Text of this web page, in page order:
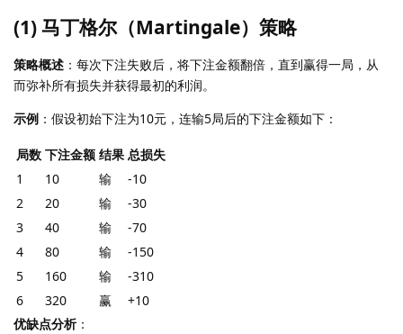
(1) 马丁格尔（Martingale）策略
策略概述 ：每次下注失败后，将下注金额翻倍，直到赢得一局，从
而弥补所有损失并获得最初的利润。
示例 ：假设初始下注为10元，连输5局后的下注金额如下：
局数 下注金额 结果 总损失
1
10 输
-10
2
20 输
-30
3
40 输
-70
4
80 输
-150
5
160 输
-310
6
320 赢
+10
优缺点分析：